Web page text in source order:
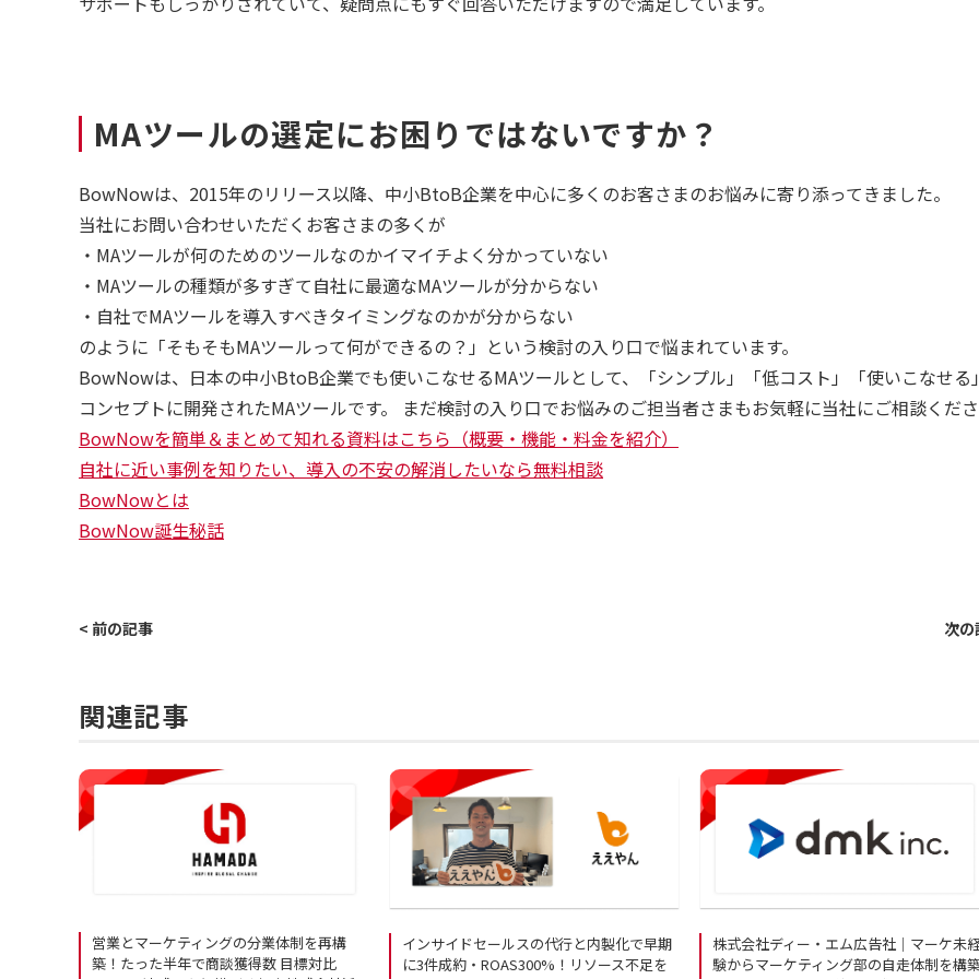
MAツールの選定にお困りではないですか？
BowNowは、2015年のリリース以降、中小BtoB企業を中心に多くのお客さまのお悩みに寄り添ってきました。
当社にお問い合わせいただくお客さまの多くが
・MAツールが何のためのツールなのかイマイチよく分かっていない
・MAツールの種類が多すぎて自社に最適なMAツールが分からない
・自社でMAツールを導入すべきタイミングなのかが分からない
のように「そもそもMAツールって何ができるの？」という検討の入り口で悩まれています。
BowNowは、日本の中小BtoB企業でも使いこなせるMAツールとして、「シンプル」「低コスト」「使いこなせる
コンセプトに開発されたMAツールです。 まだ検討の入り口でお悩みのご担当者さまもお気軽に当社にご相談くださ
BowNowを簡単＆まとめて知れる資料はこちら（概要・機能・料金を紹介）
自社に近い事例を知りたい、導入の不安の解消したいなら無料相談
BowNowとは
BowNow誕生秘話
< 前の記事 次の
関連記事
営業とマーケティングの分業体制を再構
築！たった半年で商談獲得数 目標対比
インサイドセールスの代行と内製化で早期
に3件成約・ROAS300%！リソース不足を
株式会社ディー・エム広告社｜マーケ未
験からマーケティング部の自走体制を構